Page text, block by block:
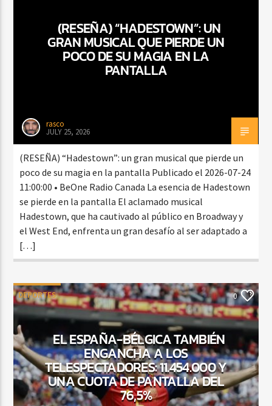
CURRENT SHOW
SALSA MATUTINA
Beone Radio
(RESEÑA) “HADESTOWN”: UN
GRAN MUSICAL QUE PIERDE UN
POCO DE SU MAGIA EN LA
PANTALLA
rasco
JULY 25, 2026
(RESEÑA) “Hadestown”: un gran musical que pierde un
poco de su magia en la pantalla Publicado el 2026-07-24
11:00:00 • BeOne Radio Canada La esencia de Hadestown
se pierde en la pantalla El aclamado musical
Hadestown, que ha cautivado al público en Broadway y
el West End, enfrenta un gran desafío al ser adaptado a
[…]
DEPORTES 0
EL ESPAÑA-BÉLGICA TAMBIÉN
ENGANCHA A LOS
TELESPECTADORES: 11.454.000 Y
UNA CUOTA DE PANTALLA DEL
76,5%